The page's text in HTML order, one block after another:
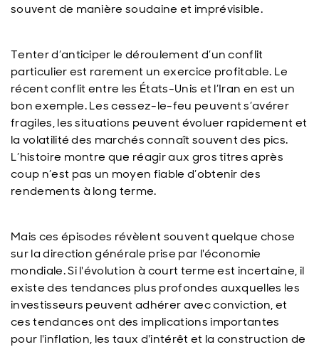
souvent de manière soudaine et imprévisible.
Tenter d’anticiper le déroulement d’un conflit
particulier est rarement un exercice profitable. Le
récent conflit entre les États-Unis et l’Iran en est un
bon exemple. Les cessez-le-feu peuvent s’avérer
fragiles, les situations peuvent évoluer rapidement et
la volatilité des marchés connaît souvent des pics.
L’histoire montre que réagir aux gros titres après
coup n’est pas un moyen fiable d’obtenir des
rendements à long terme.
Mais ces épisodes révèlent souvent quelque chose
sur la direction générale prise par l'économie
mondiale. Si l'évolution à court terme est incertaine, il
existe des tendances plus profondes auxquelles les
investisseurs peuvent adhérer avec conviction, et
ces tendances ont des implications importantes
pour l'inflation, les taux d'intérêt et la construction de